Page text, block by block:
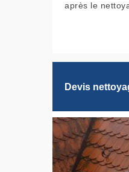
après le
Devis